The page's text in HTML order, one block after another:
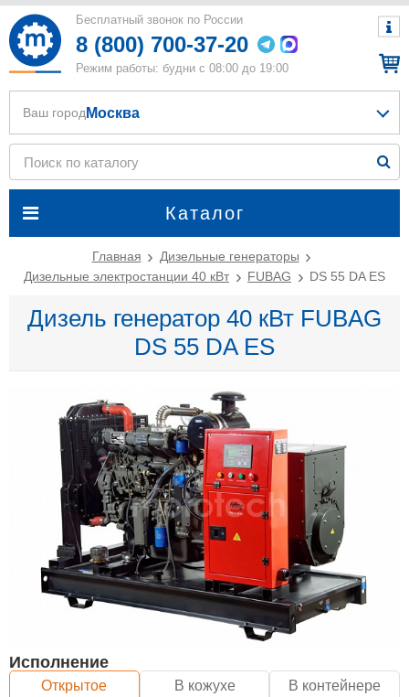
Бесплатный звонок по России
8 (800) 700-37-20
Режим работы: будни с 08:00 до 19:00
Каталог
Ваш город Москва
Главная
Дизельные генераторы
Дизельные электростанции 40 кВт
FUBAG DS 55 DA ES
Дизель генератор 40 кВт FUBAG
DS 55 DA ES
Исполнение
Открытое В кожухе В контейнере